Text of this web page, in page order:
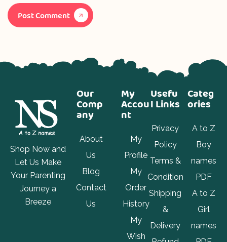
Post Comment
Shop Now and
Let Us Make
Your Parenting
Journey a
Breeze
Our
Comp
any
About
Us
Blog
Contact
Us
My
Accou
nt
My
Profile
My
Order
History
My
Wish
Usefu
l Links
Privacy
Policy
Terms &
Condition
Shipping
&
Delivery
Categ
ories
A to Z
Boy
names
PDF
A to Z
Girl
names